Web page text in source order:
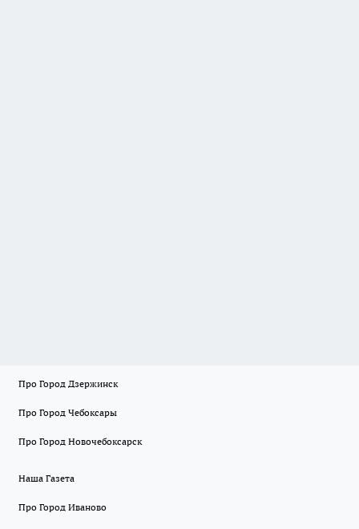
Про Город Дзержинск
Про Город Чебоксары
Про Город Новочебоксарск
Наша Газета
Про Город Иваново